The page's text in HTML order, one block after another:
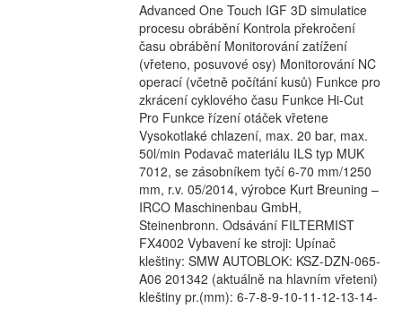
Advanced One Touch IGF 3D simulatice
procesu obrábění Kontrola překročení
času obrábění Monitorování zatížení
(vřeteno, posuvové osy) Monitorování NC
operací (včetně počítání kusů) Funkce pro
zkrácení cyklového času Funkce Hi-Cut
Pro Funkce řízení otáček vřetene
Vysokotlaké chlazení, max. 20 bar, max.
50l/min Podavač materiálu ILS typ MUK
7012, se zásobníkem tyčí 6-70 mm/1250
mm, r.v. 05/2014, výrobce Kurt Breuning –
IRCO Maschinenbau GmbH,
Steinenbronn. Odsávání FILTERMIST
FX4002 Vybavení ke stroji: Upínač
kleštiny: SMW AUTOBLOK: KSZ-DZN-065-
A06 201342 (aktuálně na hlavním vřeteni)
kleštiny pr.(mm): 6-7-8-9-10-11-12-13-14-